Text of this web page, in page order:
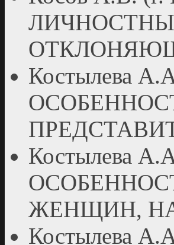
Костылева
Костылева
ЖЕНЩИН,
Костылева